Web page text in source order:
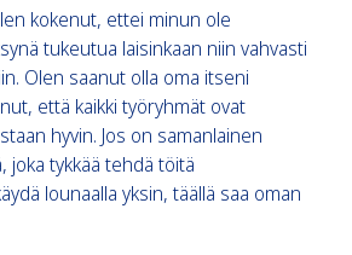
kokenut, ettei minun ole
tukeutua laisinkaan niin vahvasti
Olen saanut olla oma itseni
että kaikki työryhmät ovat
hyvin. Jos on samanlainen
joka tykkää tehdä töitä
lounaalla yksin, täällä saa oman